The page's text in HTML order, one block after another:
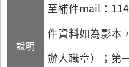
說明
至補件mail：
件資料如為影本
辦人職章）；第